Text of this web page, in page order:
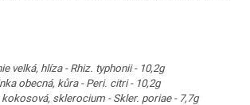
velká, hlíza - Rhiz. typhonii - 10,2g
obecná, kůra - Peri. citri - 10,2g
kokosová, sklerocium - Skler. poriae - 7,7g